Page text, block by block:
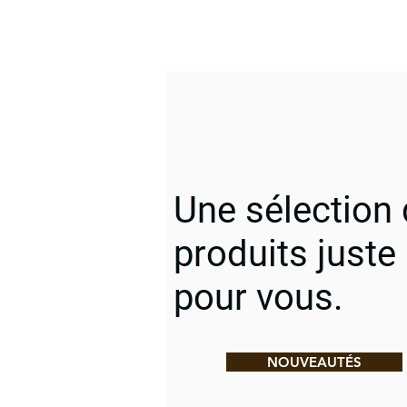
Une sélection
produits juste
pour vous.
NOUVEAUTÉS